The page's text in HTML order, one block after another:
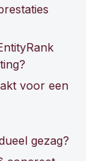
voor een
gezag?